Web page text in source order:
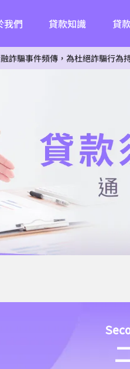
我們 貸款知識 貸
頻傳，為杜絕詐騙行為持續擴張